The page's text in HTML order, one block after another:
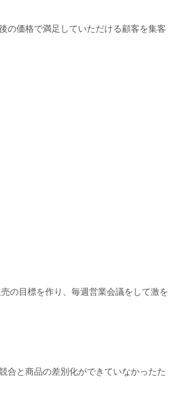
の価格で満足していただける顧客を集客
の目標を作り、毎週営業会議をして激を
合と商品の差別化ができていなかったた